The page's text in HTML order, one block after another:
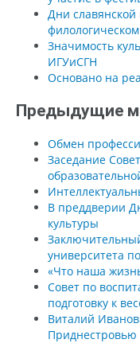
Дни
Значимость
ИГУиСГН
Основано на
Предыдущие
Обмен
Заседание
В преддверии
культуры
университета
«Что наша
Совет по
подготовку к
Виталий
Приднестровью